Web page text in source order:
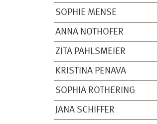
SOPHIE MENSE
ANNA NOTHOFER
ZITA PAHLSMEIER
KRISTINA PENAVA
SOPHIA ROTHERING
JANA SCHIFFER